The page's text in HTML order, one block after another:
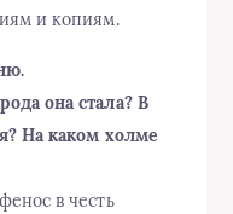
и копиям.
она стала? В
На каком холме
в честь